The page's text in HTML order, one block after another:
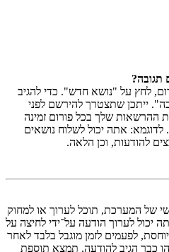
תגובה?
לחץ על "נושא חדש". כדי להגיב
ייתכן שתצטרך להירשם לפני
ההרשאות שלך בכל פורום זמינה
לדוגמא: אתה יכול לשלוח נושאים
להודעות, וכן הלאה.
של המערכת, תוכל לערוך או למחוק
יכול לערוך הודעה על־ידי לחיצה על
לפעמים לזמן מוגבל בלבד לאחר
כבר הגיב להודעה, תמצא תוספת